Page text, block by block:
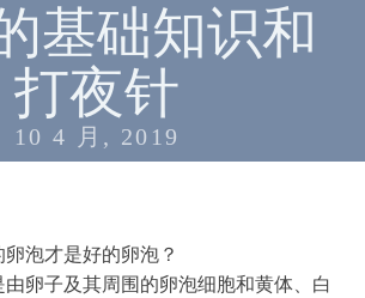
基础知识和
打夜针
10 4 月, 2019
泡才是好的卵泡？
卵子及其周围的卵泡细胞和黄体、白